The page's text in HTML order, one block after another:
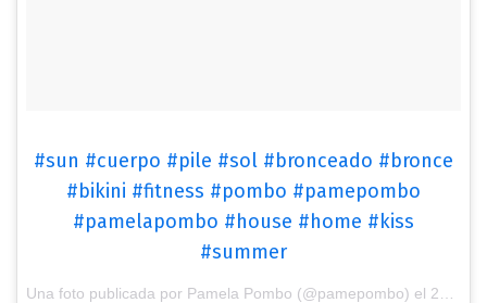
#sun #cuerpo #pile #sol #bronceado #bronce
#bikini #fitness #pombo #pamepombo
#pamelapombo #house #home #kiss
#summer
Una foto publicada por Pamela Pombo (@pamepombo) el 27 de Ene de 2017 a la(s) 3:01 PST